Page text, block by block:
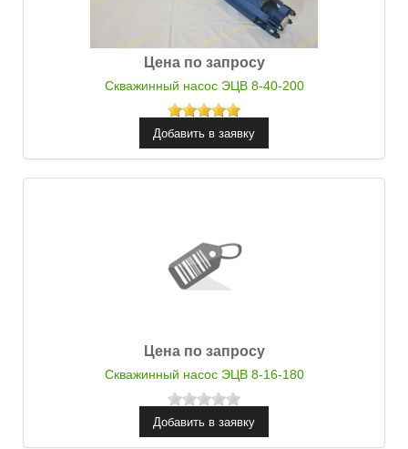
Цена по запросу
Скважинный насос ЭЦВ 8-40-200
Цена по запросу
Скважинный насос ЭЦВ 8-16-180